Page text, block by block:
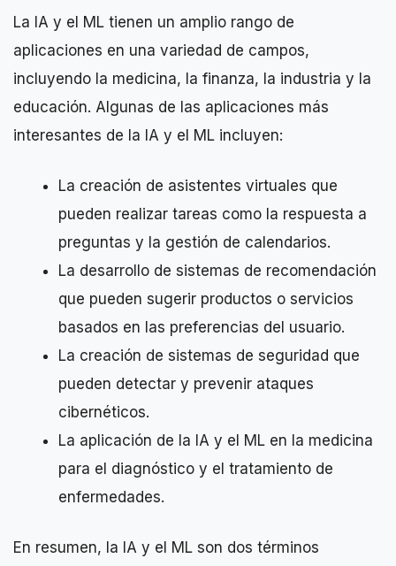
La IA y el ML tienen un amplio rango de
aplicaciones en una variedad de campos,
incluyendo la medicina, la finanza, la industria y la
educación. Algunas de las aplicaciones más
interesantes de la IA y el ML incluyen:
La creación de asistentes virtuales que
pueden realizar tareas como la respuesta a
preguntas y la gestión de calendarios.
La desarrollo de sistemas de recomendación
que pueden sugerir productos o servicios
basados en las preferencias del usuario.
La creación de sistemas de seguridad que
pueden detectar y prevenir ataques
cibernéticos.
La aplicación de la IA y el ML en la medicina
para el diagnóstico y el tratamiento de
enfermedades.
En resumen, la IA y el ML son dos términos